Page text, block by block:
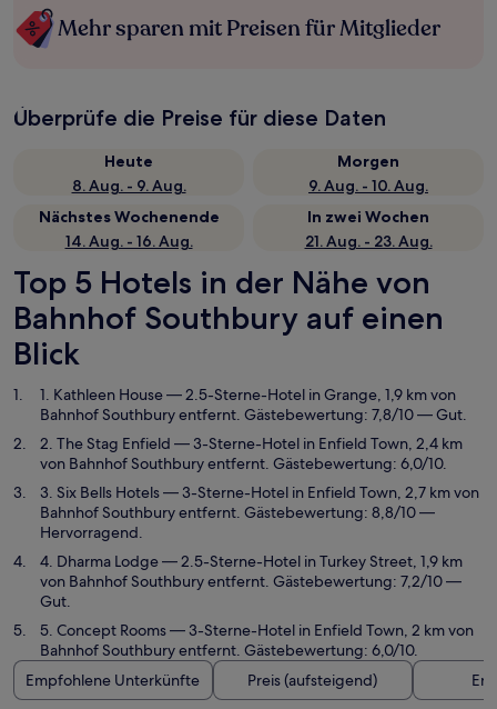
Mehr sparen mit Preisen für Mitglieder
Überprüfe die Preise für diese Daten
Heute
8. Aug. - 9. Aug.
Morgen
9. Aug. - 10. Aug.
Nächstes Wochenende
14. Aug. - 16. Aug.
In zwei Wochen
21. Aug. - 23. Aug.
Top 5 Hotels in der Nähe von
Bahnhof Southbury auf einen
Blick
1. Kathleen House— 2.5-Sterne-Hotel in Grange, 1,9 km von
Bahnhof Southbury entfernt. Gästebewertung: 7,8/10 — Gut.
2. The Stag Enfield — 3-Sterne-Hotel in Enfield Town, 2,4 km
von Bahnhof Southbury entfernt. Gästebewertung: 6,0/10.
3. Six Bells Hotels— 3-Sterne-Hotel in Enfield Town, 2,7 km von
Bahnhof Southbury entfernt. Gästebewertung: 8,8/10 —
Hervorragend.
4. Dharma Lodge— 2.5-Sterne-Hotel in Turkey Street, 1,9 km
von Bahnhof Southbury entfernt. Gästebewertung: 7,2/10 —
Gut.
5. Concept Rooms— 3-Sterne-Hotel in Enfield Town, 2 km von
Bahnhof Southbury entfernt. Gästebewertung: 6,0/10.
Empfohlene Unterkünfte
Preis (aufsteigend)